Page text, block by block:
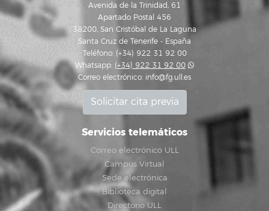
Avenida de la Trinidad, 61
Apartado Postal 456
38200, San Cristóbal de La Laguna
Santa Cruz de Tenerife - España
Teléfono: (+34) 922 31 92 00
Whatsapp: (+34) 922 31 92 00
Correo electrónico: info@fg.ull.es
Solicitar cita previa
Servicios telemáticos
Correo electrónico ULL
Campus Virtual
Sede electrónica
Biblioteca digital
Directorio ULL